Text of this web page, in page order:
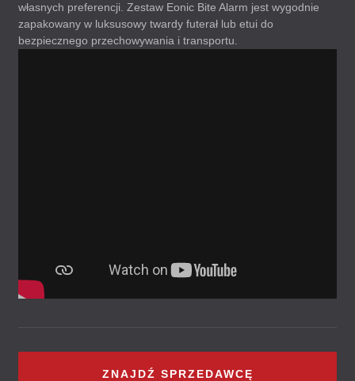
własnych preferencji. Zestaw Eonic Bite Alarm jest wygodnie
zapakowany w luksusowy twardy futerał lub etui do
bezpiecznego przechowywania i transportu.
ZNAJDŹ SPRZEDAWCĘ